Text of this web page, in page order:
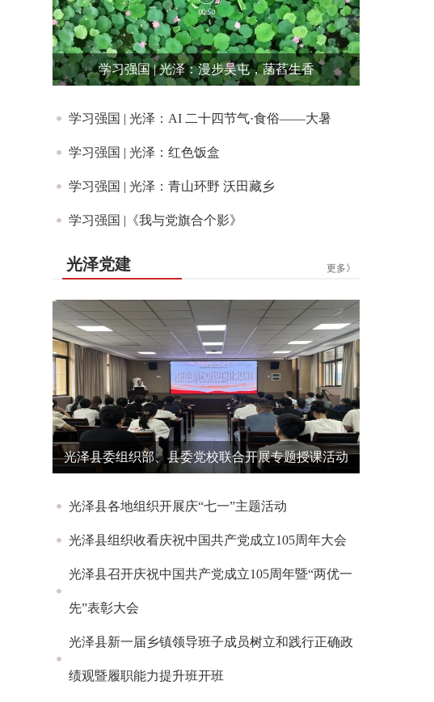
学习强国 | 光泽：漫步吴屯，菡萏生香
学习强国 | 光泽：AI 二十四节气·食俗——大暑
学习强国 | 光泽：红色饭盒
学习强国 | 光泽：青山环野 沃田藏乡
学习强国 |《我与党旗合个影》
更多》
光泽党建
光泽县委组织部、县委党校联合开展专题授课活动
光泽县各地组织开展庆“七一”主题活动
光泽县组织收看庆祝中国共产党成立105周年大会
光泽县召开庆祝中国共产党成立105周年暨“两优一
先”表彰大会
光泽县新一届乡镇领导班子成员树立和践行正确政
绩观暨履职能力提升班开班